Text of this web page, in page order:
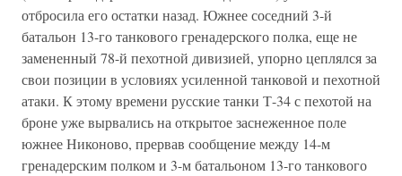
отбросила его остатки назад. Южнее соседний 3-й
батальон 13-го танкового гренадерского полка, еще не
замененный 78-й пехотной дивизией, упорно цеплялся за
свои позиции в условиях усиленной танковой и пехотной
атаки. К этому времени русские танки Т-34 с пехотой на
броне уже вырвались на открытое заснеженное поле
южнее Никоново, прервав сообщение между 14-м
гренадерским полком и 3-м батальоном 13-го танкового